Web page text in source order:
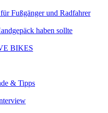
Fußgänger und Radfahrer
haben sollte
BIKES
& Tipps